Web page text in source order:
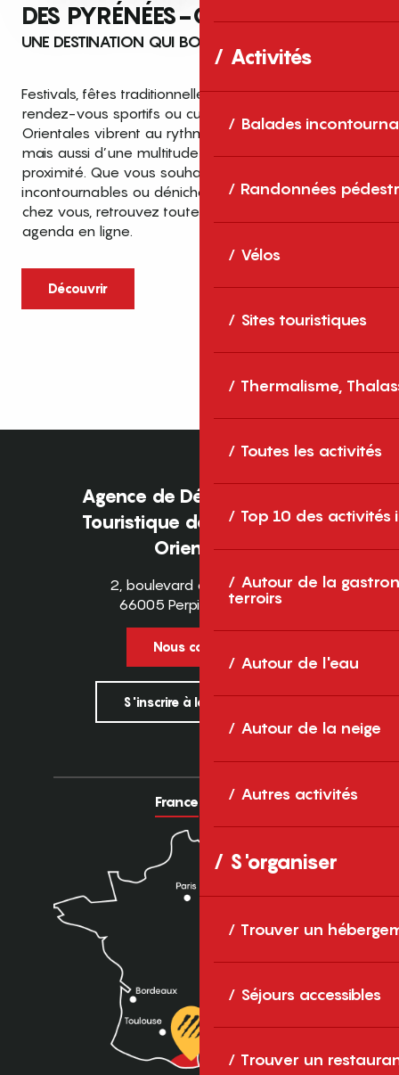
Activités
Balades
Randonnées
Vélos
Sites touristiques
Thermalisme,
Toutes les activités
Top 10 des activités
Autour de la
terroirs
Autour de l'eau
Autour de la neige
Autres activités
S'organiser
Trouver un
Séjours accessibles
Trouver un
DES PYRÉNÉES-ORIENTALES
UNE DESTINATION QUI BOUGE TOUTE L’ANNÉE
Festivals, fêtes traditionnelles, concerts, expositions,
rendez-vous sportifs ou culturels… les Pyrénées-
Orientales vibrent au rythme de grands temps forts
mais aussi d’une multitude d’événements de
proximité. Que vous souhaitiez vivre les
incontournables ou dénicher des sorties près de
chez vous, retrouvez toutes les infos dans notre
agenda en ligne.
Découvrir
Top des événements et sorties
en famille
cet été dans les Pyrénées-Orientales
Entre mer Méditerranée, villages de
caractère et grands espaces naturels, les
Pyrénées-Orientales sont une destination
idéale pour partager des moments en
famille tout au long...
Agence de Développement
Touristique des Pyrénées-
Orientales
2, boulevard des Pyrénées
66005 Perpignan Cedex
Nous contacter
S'inscrire à la newsletter
France Europe